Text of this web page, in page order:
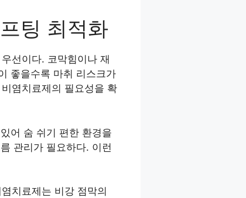
팅 최적화
선이다. 코막힘이나 재
좋을수록 마취 리스크가
염치료제의 필요성을 확
어 숨 쉬기 편한 환경을
관리가 필요하다. 이런
치료제는 비강 점막의